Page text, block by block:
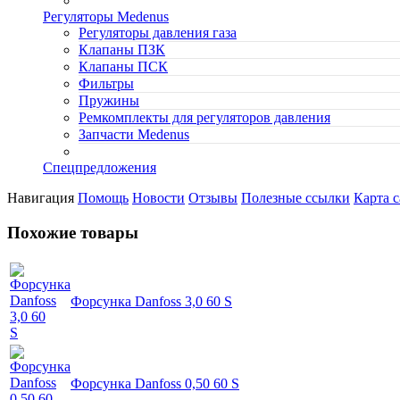
Регуляторы Medenus
Регуляторы давления газа
Клапаны ПЗК
Клапаны ПСК
Фильтры
Пружины
Ремкомплекты для регуляторов давления
Запчасти Medenus
Спецпредложения
Навигация Помощь Новости Отзывы Полезные ссылки Карта
Похожие товары
Форсунка Danfoss 3,0 60 S
Форсунка Danfoss 0,50 60 S